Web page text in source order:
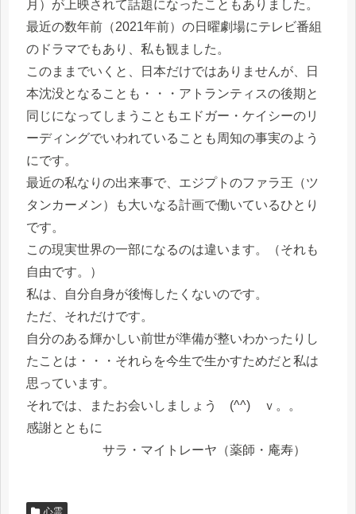
月）が上映されて話題になったこともありました。
最近の数年前（2021年前）の日曜劇場にテレビ番組
のドラマでもあり、私も観ました。
このままでいくと、日本だけではありませんが、日
本沈没となることも・・・アトランティスの後期と
同じになってしまうこともエドガー・ケイシーのリ
ーディングでいわれていることも周知の事実のよう
にです。
最近の私なりの出来事で、エジプトのファラ王（ツ
タンカーメン）も大いなる計画で働いているひとり
です。
この現実世界の一部になるのは違います。（それも
自由です。）
私は、自分自身が後悔したくないのです。
ただ、それだけです。
自分のある輝かしい前世が準備が整いわかったりし
たことは・・・それらを今生で生かすためだと私は
思っています。
それでは、またお会いしましょう (^^) ｖ。。
感謝とともに
サラ・マイトレーヤ（薬師・庵寿）
心霊